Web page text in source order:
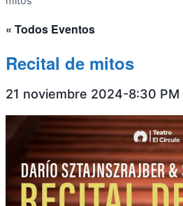
« Todos Eventos
Recital de mitos
21 noviembre 2024-8:30 PM